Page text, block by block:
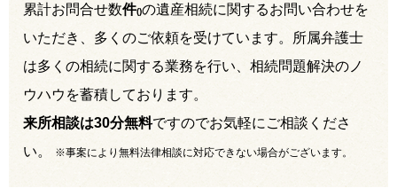
累計お問合せ数件()の遺産相続に関するお問い合わせを
いただき、多くのご依頼を受けています。所属弁護士
は多くの相続に関する業務を行い、相続問題解決のノ
ウハウを蓄積しております。
来所相談は30分無料ですのでお気軽にご相談くださ
い。
※事案により無料法律相談に対応できない場合がございます。